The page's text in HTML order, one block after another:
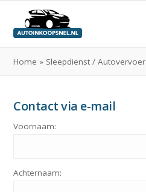
Home » Sleepdienst / Autovervoer
Contact via e-mail
Voornaam:
Achternaam: